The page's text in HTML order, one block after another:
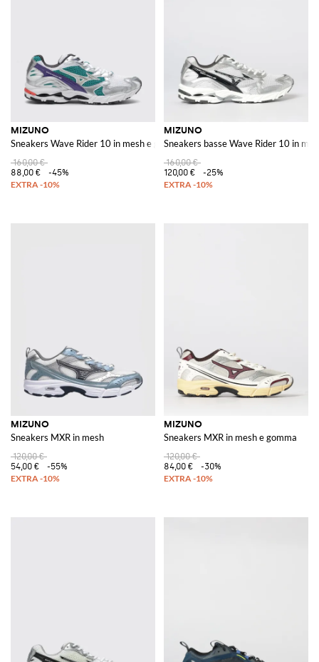
MIZUNO
Sneakers Wave Rider 10 in mesh e gomma
160,00 €
88,00 €
-45%
MIZUNO
Sneakers basse Wave Rider 10 in
160,00 €
120,00 €
-25%
MIZUNO
Sneakers MXR in mesh
120,00 €
54,00 €
-55%
MIZUNO
Sneakers MXR in mesh e gomma
120,00 €
84,00 €
-30%